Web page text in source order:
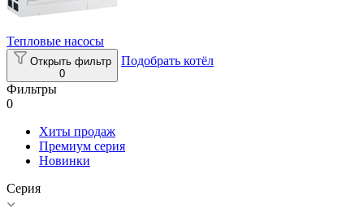
Тепловые насосы
Открыть фильтр
0
Подобрать котёл
Фильтры
0
Хиты продаж
Премиум серия
Новинки
Серия